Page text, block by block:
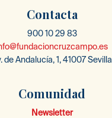
Contacta
900 10 29 83
de Andalucía, 1, 41007 Sevilla
Comunidad
Newsletter